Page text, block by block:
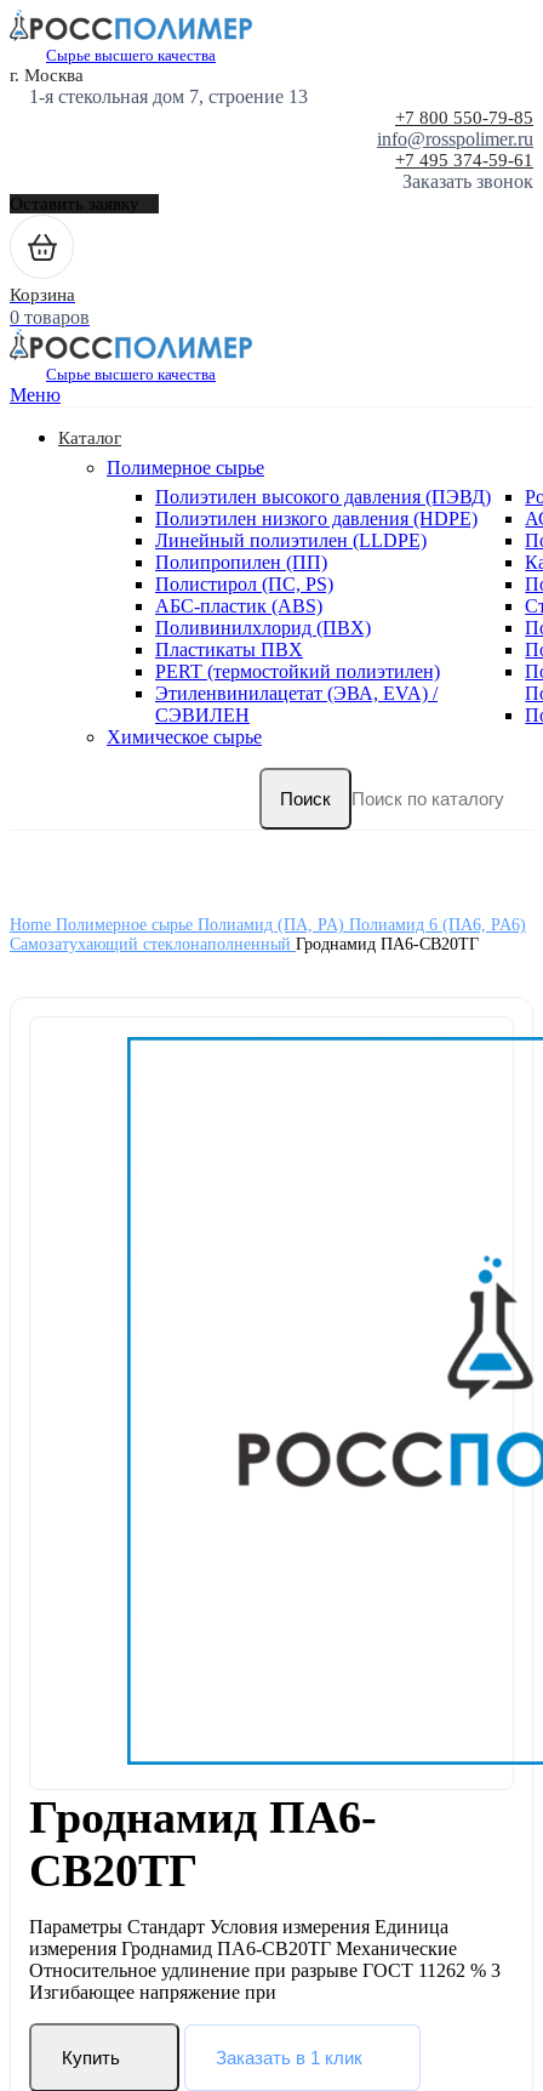
Сырье высшего качества
г. Москва
1-я стекольная дом 7, строение 13
+7 800 550-79-85
info@rosspolimer.ru
+7 495 374-59-61
Заказать звонок
Оставить заявку
Корзина
0 товаров
Сырье высшего качества
Меню
Каталог
Полимерное сырье
Полиэтилен высокого давления (ПЭВД)
Полиэтилен низкого давления (HDPE)
Линейный полиэтилен (LLDPE)
Полипропилен (ПП)
Полистирол (ПС, PS)
АБС-пластик (ABS)
Поливинилхлорид (ПВХ)
Пластикаты ПВХ
PERT (термостойкий полиэтилен)
Этиленвинилацетат (ЭВА, EVA) /
СЭВИЛЕН
Химическое сырье
Поиск
Home Полимерное сырье Полиамид (ПА, PA) Полиамид 6 (ПА6, PA6)
Самозатухающий стеклонаполненный Гроднамид ПА6-CВ20ТГ
Гроднамид ПА6-
CВ20ТГ
Параметры Стандарт Условия измерения Единица
измерения Гроднамид ПА6-CВ20ТГ Механические
Относительное удлинение при разрыве ГОСТ 11262 % 3
Изгибающее напряжение при
Купить Заказать в 1 клик